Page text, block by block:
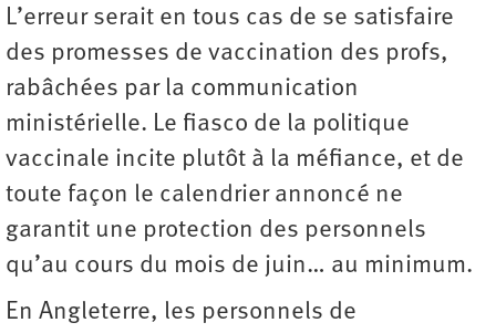
L’erreur serait en tous cas de se satisfaire
des promesses de vaccination des profs,
rabâchées par la communication
ministérielle. Le fiasco de la politique
vaccinale incite plutôt à la méfiance, et de
toute façon le calendrier annoncé ne
garantit une protection des personnels
qu’au cours du mois de juin… au minimum.
En Angleterre, les personnels de